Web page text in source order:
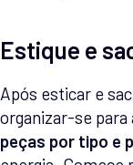
Estique e
Após esticar e
organizar-se para
peças por tipo e